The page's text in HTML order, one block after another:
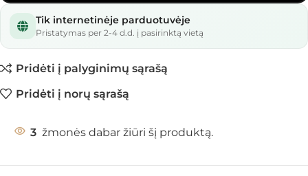
Tik internetinėje parduotuvėje
Pristatymas per 2-4 d.d. į pasirinktą vietą
Pridėti į palyginimų sąrašą
Pridėti į norų sąrašą
3 žmonės dabar žiūri šį produktą.